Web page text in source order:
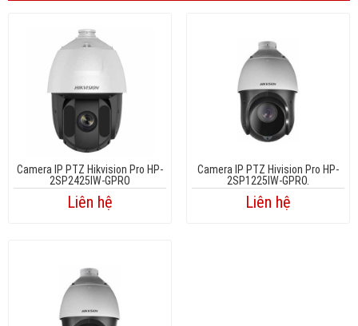
Camera IP PTZ Hikvision Pro HP-
2SP2425IW-GPRO
Liên hệ
Camera IP PTZ Hivision Pro HP-
2SP1225IW-GPRO.
Liên hệ